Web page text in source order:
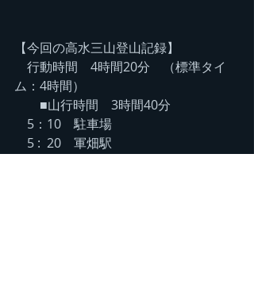
【今回の高水三山登山記録】
行動時間　4時間20分　（標準タイ
ム：4時間）
■山行時間　3時間40分
5：10 駐車場
    5 :  20　軍畑駅